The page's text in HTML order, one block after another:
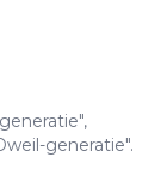
generatie".